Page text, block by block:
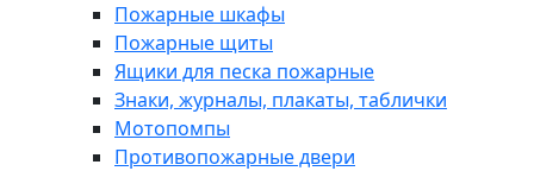
Пожарные шкафы
Пожарные щиты
Ящики для песка пожарные
Знаки, журналы, плакаты, таблички
Мотопомпы
Противопожарные двери